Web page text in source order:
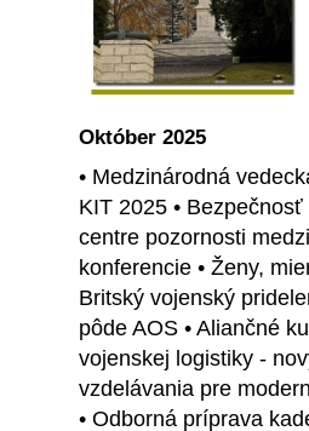
Október 2025
• Medzinárodná
KIT 2025 •
centre pozornosti
konferencie • Ženy,
Britský vojenský
pôde AOS • Aliančné
vojenskej logistiky -
vzdelávania pre
• Odborná príprava